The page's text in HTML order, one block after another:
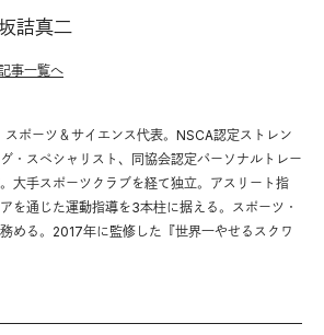
詰真二
ポーツ＆サイエンス代表。NSCA認定ストレン
・スペシャリスト、同協会認定パーソナルトレー
大手スポーツクラブを経て独立。アスリート指
を通じた運動指導を3本柱に据える。スポーツ・
める。2017年に監修した『世界一やせるスクワ
事一覧へ